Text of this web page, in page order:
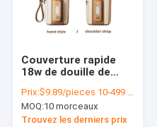
Couverture rapide
18w de douille de
température de bébé
d'unité centrale de
voyage de
Prix:$9.89/pieces 10-499 pieces
MOQ:10 morceaux
Trouvez les derniers prix